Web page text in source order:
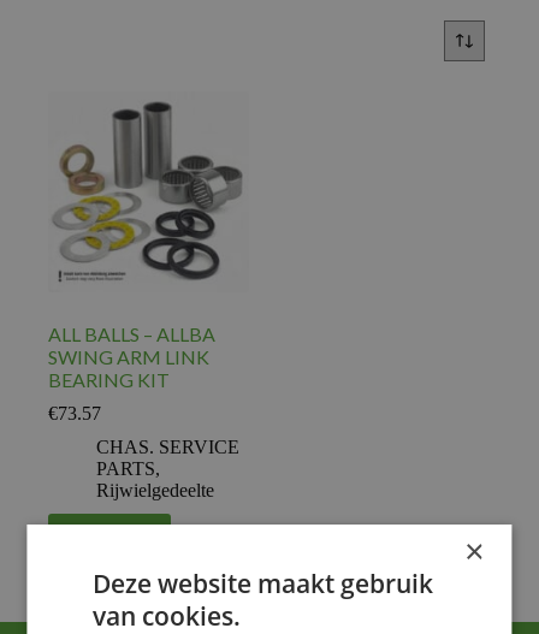
ALL BALLS – ALLBA
SWING ARM LINK
BEARING KIT
€73.57
CHAS. SERVICE
PARTS,
Rijwielgedeelte
×
Deze website maakt gebruik
van cookies.